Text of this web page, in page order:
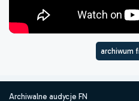
archiwum
Archiwalne audycje FN